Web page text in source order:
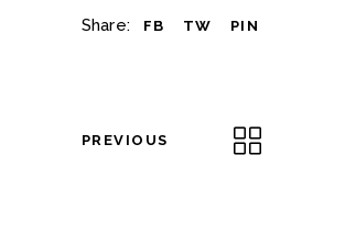
Share:
FB TW PIN
PREVIOUS